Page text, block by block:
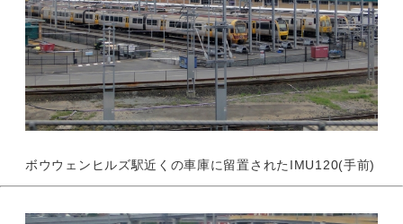
ボウウェンヒルズ駅近くの車庫に留置されたIMU120(手前)